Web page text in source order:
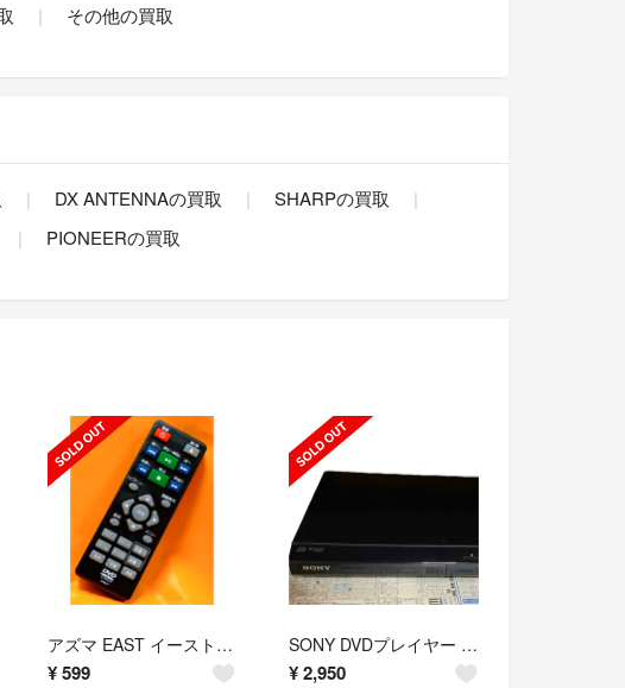
その他の買取
DX ANTENNAの買取
SHARPの買取
PIONEERの買取
アズマ EAST イースト☆DVDプレーヤー用 リモコン「12AB/47」
¥ 599
SONY DVDプレイヤー DVP-SR20
¥2,950